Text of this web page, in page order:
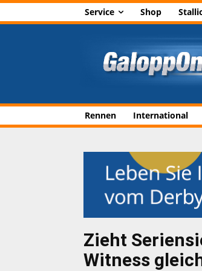
Service Shop
Rennen International
Zieht
Witness